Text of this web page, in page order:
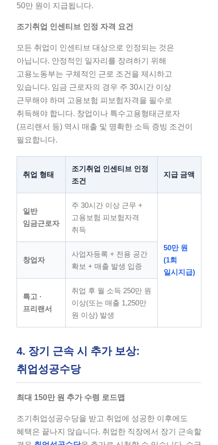
50만 원이 지급됩니다.
조기취업 인센티브 인정 자격 요건
모든 취업이 인센티브 대상으로 인정되는 것은
아닙니다. 안정적인 일자리를 장려하기 위해
고용노동부는 구체적인 근로 조건을 제시하고
있습니다. 임금 근로자의 경우 주 30시간 이상
근무해야 하며 고용보험 피보험자격을 필수로
취득해야 합니다. 창업이나 특수고용형태근로자
(프리랜서 등) 역시 매출 및 명확한 소득 증빙 조건이
필요합니다.
취업 형태
조기취업 인센티브 인정
조건
지급 금액
일반
임금근로자
주 30시간 이상 근무 +
고용보험 피보험자격
취득
50만 원
(1회
일시지급)
창업자
사업자등록 + 전용 공간
확보 + 매출 발생 입증
특고 ·
프리랜서
취업 후 월 소득 250만 원
이상(또는 매출 1,250만
원 이상) 발생
4. 장기 근속 시 추가 보상:
취업성공수당
최대 150만 원 추가 수령 로드맵
조기취업성공수당을 받고 취업에 성공한 이후에도
혜택은 끝나지 않습니다. 취업한 직장에서 장기 근속할